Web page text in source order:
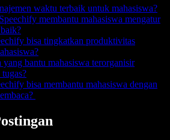
waktu terbaik untuk mahasiswa?
membantu mahasiswa mengatur
bisa tingkatkan produktivitas
bantu mahasiswa terorganisir
bisa membantu mahasiswa dengan